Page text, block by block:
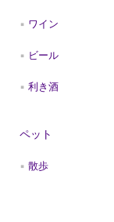
ワイン
ビール
利き酒
ペット
散歩